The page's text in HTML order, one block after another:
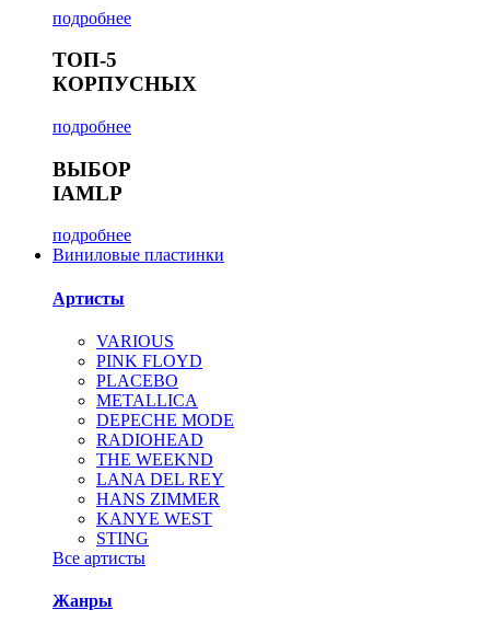
подробнее
ТОП-5
КОРПУСНЫХ
подробнее
ВЫБОР
IAMLP
подробнее
Виниловые пластинки
Артисты
VARIOUS
PINK FLOYD
PLACEBO
METALLICA
DEPECHE MODE
RADIOHEAD
THE WEEKND
LANA DEL REY
HANS ZIMMER
KANYE WEST
STING
Все артисты
Жанры